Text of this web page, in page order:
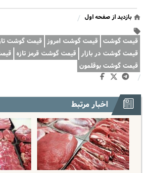
بازدید از صفحه اول /
قیمت گوشت قیمت گوشت امروز قیمت گوشت
قیمت گوشت در بازار قیمت گوشت قرمز تازه
قیمت گوشت بوقلمون
/
اخبار مرتبط